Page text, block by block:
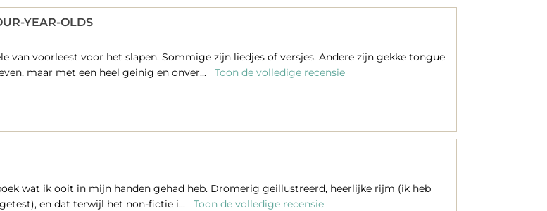
YEAR-OLDS
van voorleest voor het slapen. Sommige zijn liedjes of versjes. Andere zijn gekke tongue
maar met een heel geinig en onver...
Toon de volledige recensie
wat ik ooit in mijn handen gehad heb. Dromerig geillustreerd, heerlijke rijm (ik heb
en dat terwijl het non-fictie i...
Toon de volledige recensie